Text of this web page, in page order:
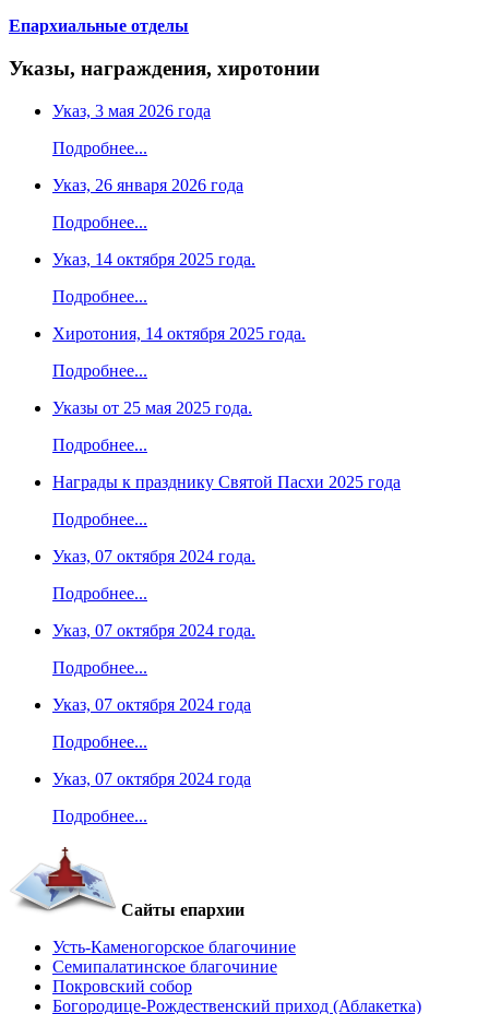
Епархиальные отделы
Указы, награждения, хиротонии
Указ, 3 мая 2026 года
Подробнее...
Указ, 26 января 2026 года
Подробнее...
Указ, 14 октября 2025 года.
Подробнее...
Хиротония, 14 октября 2025 года.
Подробнее...
Указы от 25 мая 2025 года.
Подробнее...
Награды к празднику Святой Пасхи 2025 года
Подробнее...
Указ, 07 октября 2024 года.
Подробнее...
Указ, 07 октября 2024 года.
Подробнее...
Указ, 07 октября 2024 года
Подробнее...
Указ, 07 октября 2024 года
Подробнее...
Сайты епархии
Усть-Каменогорское благочиние
Семипалатинское благочиние
Покровский собор
Богородице-Рождественский приход (Аблакетка)